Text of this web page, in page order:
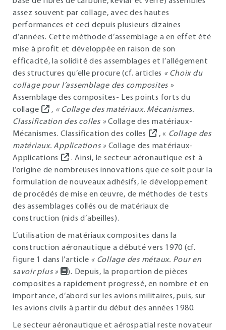
assez souvent par collage, avec des hautes
performances et ceci depuis plusieurs dizaines
d’années. Cette méthode d’assemblage a en effet été
mise à profit et développée en raison de son
efficacité, la solidité des assemblages et l’allégement
des structures qu’elle procure (cf. articles « Choix du
collage pour l’assemblage des composites »
Assemblage des composites- Les points forts du
collage
, « Collage des matériaux. Mécanismes.
Classification des colles » Collage des matériaux-
Mécanismes. Classification des colles
, « Collage des
matériaux. Applications » Collage des matériaux-
Applications
. Ainsi, le secteur aéronautique est à
l’origine de nombreuses innovations que ce soit pour la
formulation de nouveaux adhésifs, le développement
de procédés de mise en œuvre, de méthodes de tests
des assemblages collés ou de matériaux de
construction (nids d’abeilles).
L’utilisation de matériaux composites dans la
construction aéronautique a débuté vers 1970 (cf.
figure 1 dans l’article « Collage des métaux. Pour en
savoir plus »
). Depuis, la proportion de pièces
composites a rapidement progressé, en nombre et en
importance, d’abord sur les avions militaires, puis, sur
les avions civils à partir du début des années 1980.
Le secteur aéronautique et aérospatial reste novateur